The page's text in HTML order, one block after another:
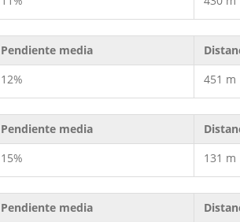
Pendiente media
12% 451 m
Pendiente media
15% 131 m
Pendiente media